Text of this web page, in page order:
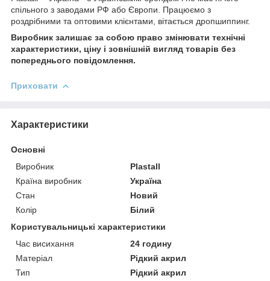
спільного з заводами РФ або Європи. Працюємо з
роздрібними та оптовими клієнтами, вітається дропшиппинг.
Виробник залишає за собою право змінювати технічні
характеристики, ціну і зовнішній вигляд товарів без
попереднього повідомлення.
Приховати
Характеристики
Основні
Виробник
Plastall
Країна виробник
Україна
Стан
Новий
Колір
Білий
Користувальницькі характеристики
Час висихання
24 годину
Матеріал
Рідкий акрил
Тип
Рідкий акрил